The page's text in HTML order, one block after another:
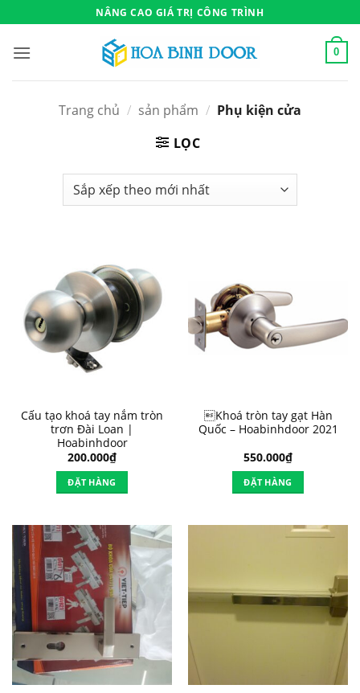
qua
nội
NÂNG CAO GIÁ TRỊ CÔNG TRÌNH
0
Trang chủ / sản phẩm / Phụ kiện cửa
LỌC
Cấu tạo khoá tay nắm tròn
trơn Đài Loan |
Hoabinhdoor
200.000₫
ĐẶT HÀNG
Khoá tròn tay gạt Hàn
Quốc – Hoabinhdoor 2021
550.000₫
ĐẶT HÀNG